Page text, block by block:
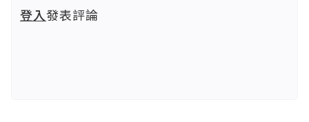
登入發表評論